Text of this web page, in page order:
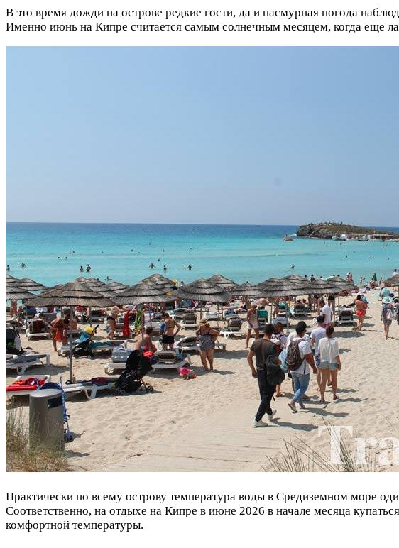
В это время дожди на острове редкие гости, да и пасмурная погода
Именно июнь на Кипре считается самым солнечным месяцем, когда еще
Практически по всему острову температура воды в Средиземном море
Соответственно, на отдыхе на Кипре в июне 2026 в начале месяца
комфортной температуры.